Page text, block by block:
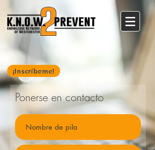
¡Inscríbeme!
Ponerse en contacto